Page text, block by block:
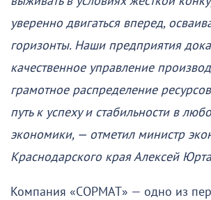
уверенно двигаться вперед,
горизонты. Наши предприятия
качественное управление
грамотное распределение
путь к успеху и стабильности в
экономики, — отметил министр
Краснодарского края Алексей
Компания «СОРМАТ» — одно из